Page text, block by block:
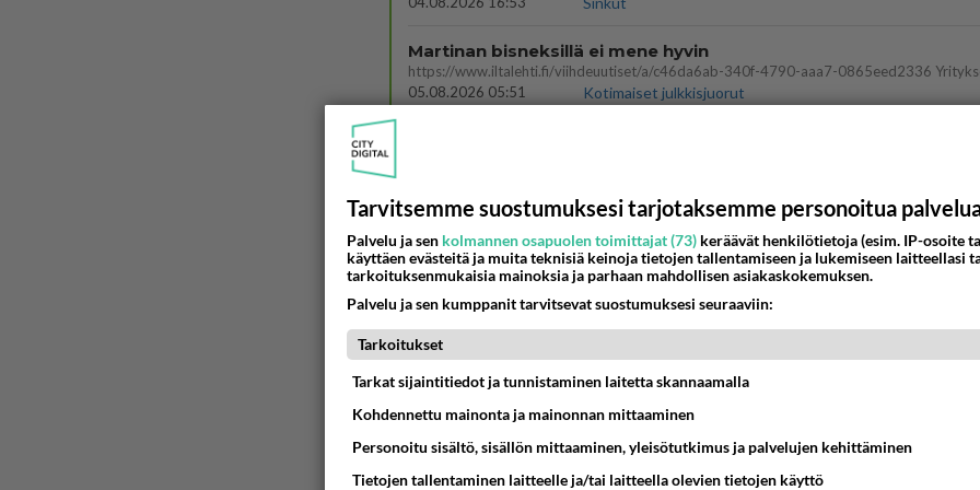
Martinan bisneksillä ei mene hyvin
05.08.2026 05:51
Kotimaiset julkkisjuorut
Tiesitkö? Martina Aitolehden isäpuoli on tämä suosittu laulaja
05.08.2026 07:23
Kotimaiset julkkisjuorut
Yhdistää??????
04.08.2026 18:50
Ikävä
Sinulle mies
04.08.2026 15:01
Ikävä
Tarvitsemme suostumuksesi tarjotaksemme personoitua
Palvelu ja sen kolmannen osapuolen toimittajat (73) keräävät henkilötietoja (esim. IP-osoite
käyttäen evästeitä ja muita teknisiä keinoja tietojen tallentamiseen ja lukemiseen laitteellasi
tarkoituksenmukaisia mainoksia ja parhaan mahdollisen asiakaskokemuksen.
Palvelu ja sen kumppanit tarvitsevat suostumuksesi seuraaviin:
Tarkoitukset
Tarkat sijaintitiedot ja tunnistaminen laitetta skannaamalla
Kohdennettu mainonta ja mainonnan mittaaminen
Personoitu sisältö, sisällön mittaaminen, yleisötutkimus ja palvelujen kehittäminen
Tietojen tallentaminen laitteelle ja/tai laitteella olevien tietojen käyttö